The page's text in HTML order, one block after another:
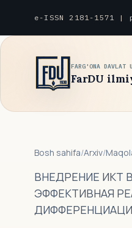
e-ISSN 2181-1571 |
FARG'ONA DAVLAT
FarDU
Bosh sahifa/Arxiv/
ВНЕДРЕНИЕ ИКТ
ЭФФЕКТИВНАЯ